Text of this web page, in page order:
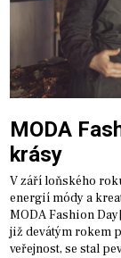
MODA
krásy
V září loňského
energií módy a
MODA Fashion
již devátým rokem
veřejnost, se stal